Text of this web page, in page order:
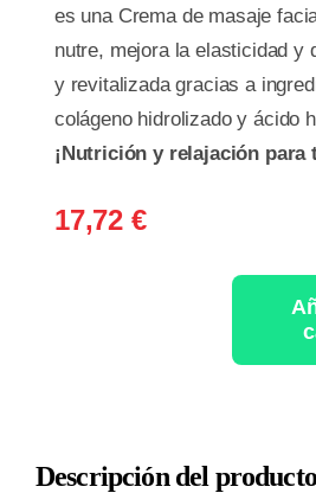
es una Crema de masaje
nutre, mejora la elasticidad y
y revitalizada gracias a
colágeno hidrolizado y ácido
¡Nutrición y relajación para
17,72 €
MASSAGE
Descripción del producto